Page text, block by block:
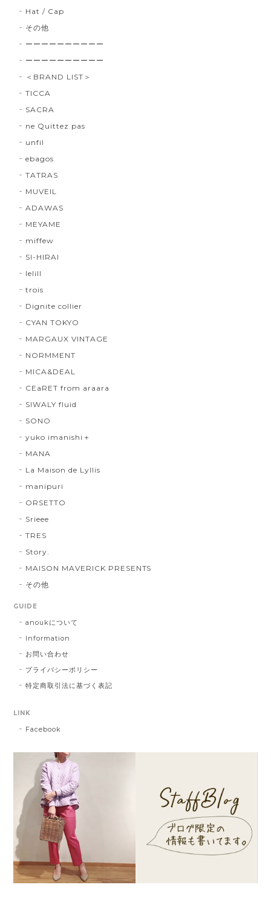
Hat / Cap
その他
ーーーーーーーーーー
ーーーーーーーーーー
＜BRAND LIST＞
TICCA
SACRA
ne Quittez pas
unfil
ebagos
TATRAS
MUVEIL
ADAWAS
MEYAME
miffew
SI-HIRAI
lelill
trois
Dignite collier
CYAN TOKYO
MARGAUX VINTAGE
NORMMENT
MICA&DEAL
CEaRET from araara
SIWALY fluid
SONO
yuko imanishi＋
MANA
La Maison de Lyllis
manipuri
ORSETTO
Srieee
TRES
Story.
MAISON MAVERICK PRESENTS
その他
GUIDE
anoukについて
Information
お問い合わせ
プライバシーポリシー
特定商取引法に基づく表記
LINK
Facebook